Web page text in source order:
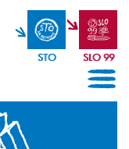
STO SLO 99